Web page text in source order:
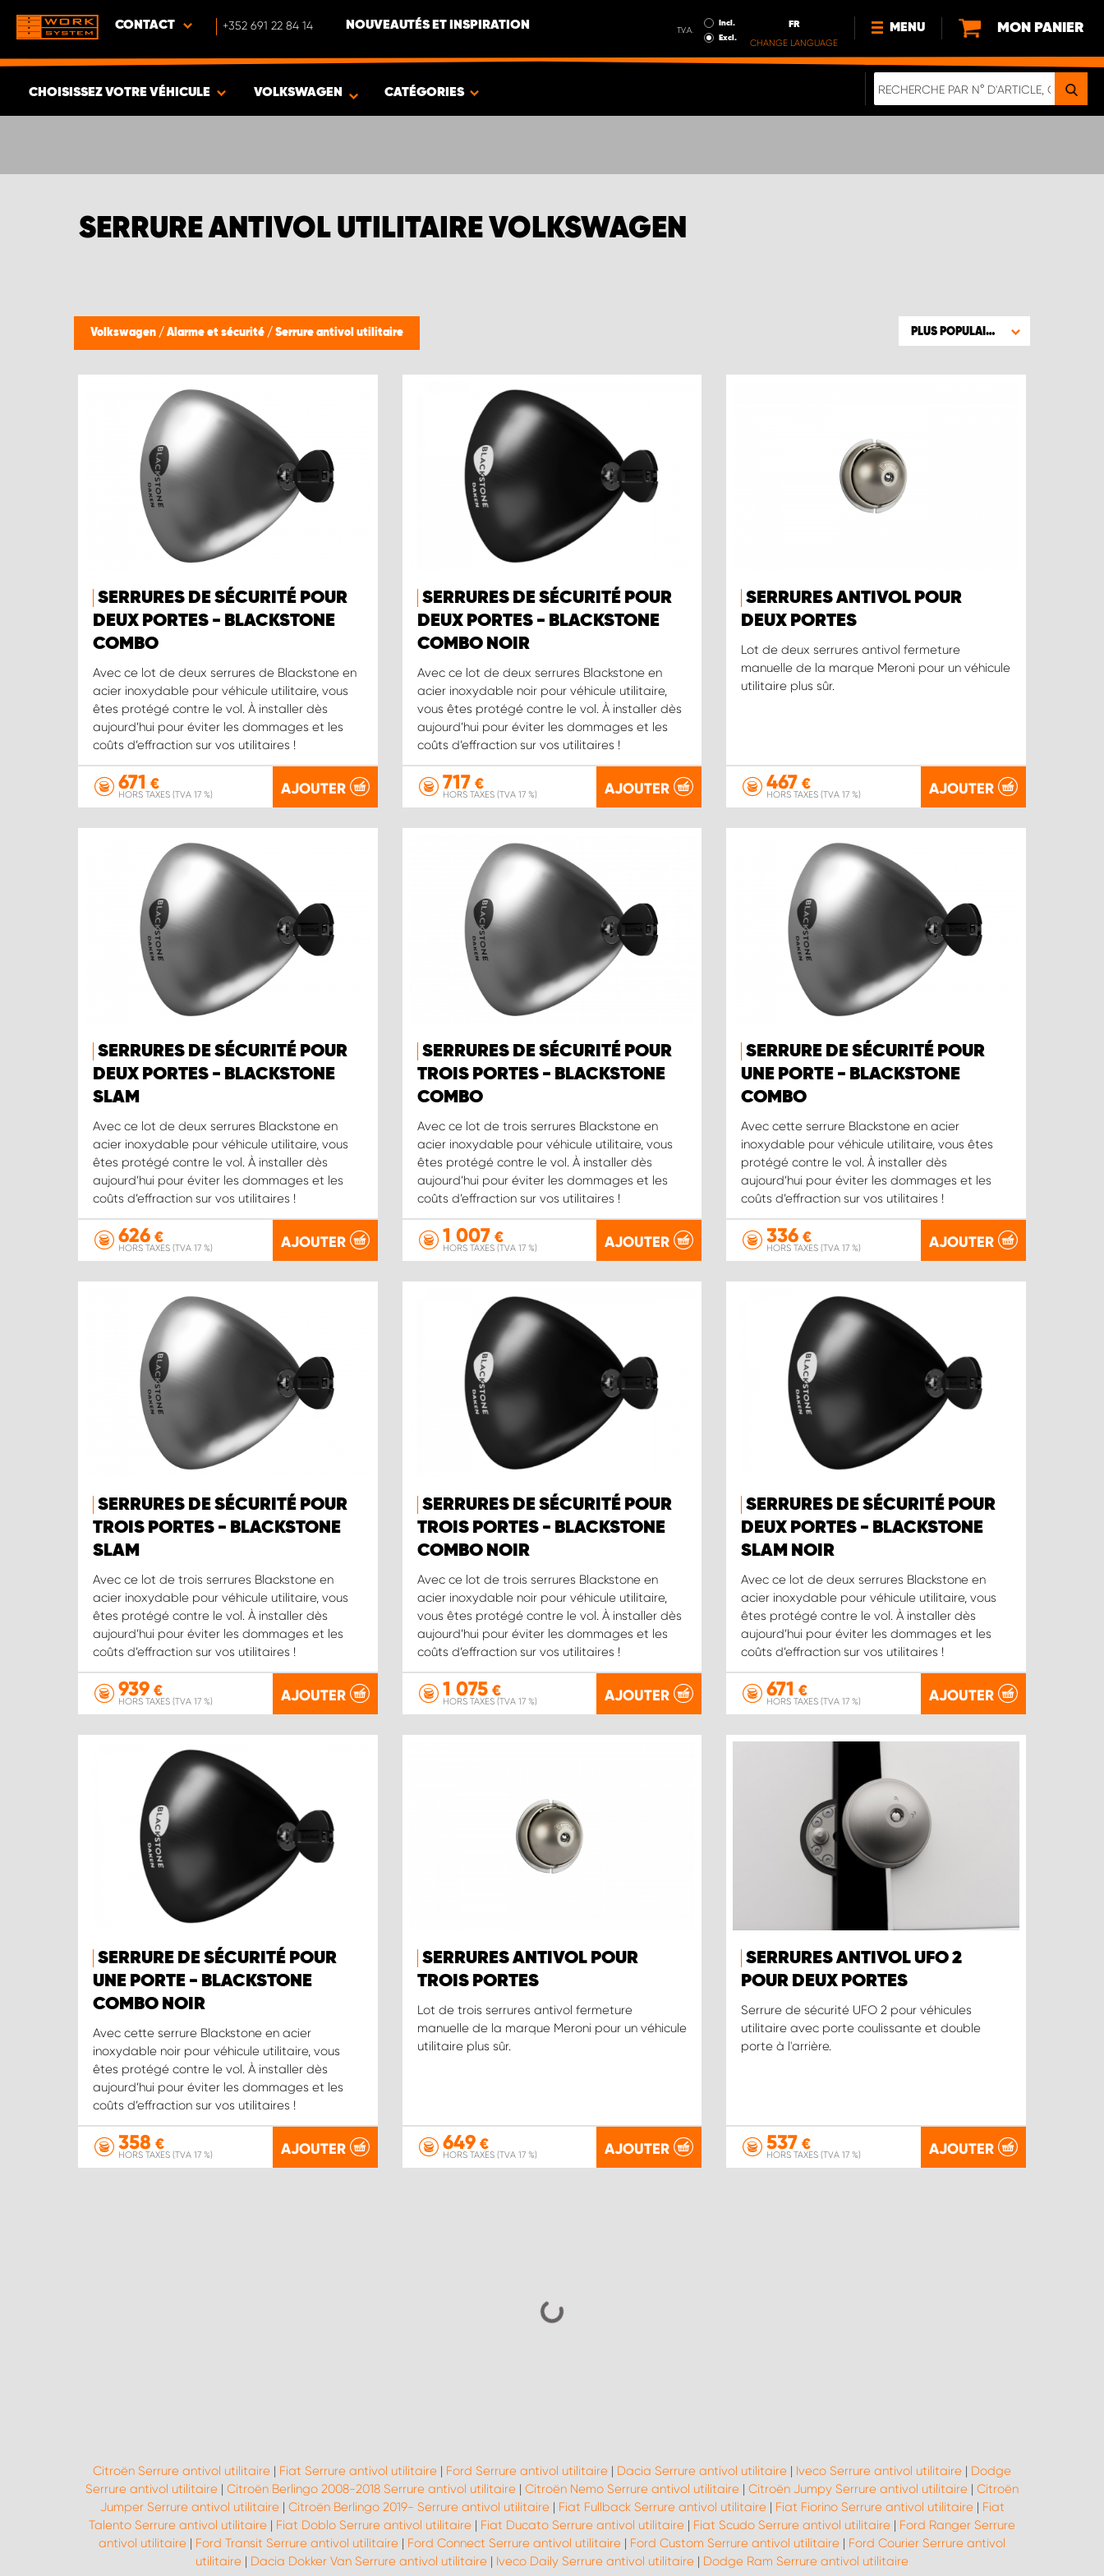
CONTACT +352 691 22 84 14 NOUVEAUTÉS ET INSPIRATION T.V.A.
Incl.
Excl.
FR
CHANGE LANGUAGE
MENU
NOUVEAUTÉS
MON PANIER
CHOISISSEZ VOTRE VÉHICULE VOLKSWAGEN CATÉGORIES
SERRURE ANTIVOL UTILITAIRE VOLKSWAGEN
Volkswagen / Alarme et sécurité / Serrure antivol utilitaire PLUS POPULAIRE
SERRURES DE SÉCURITÉ POUR
DEUX PORTES - BLACKSTONE
COMBO
Avec ce lot de deux serrures de Blackstone en
acier inoxydable pour véhicule utilitaire, vous
êtes protégé contre le vol. À installer dès
aujourd’hui pour éviter les dommages et les
coûts d’effraction sur vos utilitaires !
671 €
HORS TAXES (TVA 17 %) AJOUTER
SERRURES DE SÉCURITÉ POUR
DEUX PORTES - BLACKSTONE
COMBO NOIR
Avec ce lot de deux serrures Blackstone en
acier inoxydable noir pour véhicule utilitaire,
vous êtes protégé contre le vol. À installer dès
aujourd’hui pour éviter les dommages et les
coûts d’effraction sur vos utilitaires !
717€
HORS TAXES (TVA 17 %) AJOUTER
SERRURES ANTIVOL POUR
DEUX PORTES
Lot de deux serrures antivol fermeture
manuelle de la marque Meroni pour un véhicule
utilitaire plus sûr.
467 €
HORS TAXES (TVA 17 %) AJOUTER
SERRURES DE SÉCURITÉ POUR
DEUX PORTES - BLACKSTONE
SLAM
Avec ce lot de deux serrures Blackstone en
acier inoxydable pour véhicule utilitaire, vous
êtes protégé contre le vol. À installer dès
aujourd’hui pour éviter les dommages et les
coûts d’effraction sur vos utilitaires !
626 €
HORS TAXES (TVA 17 %) AJOUTER
SERRURES DE SÉCURITÉ POUR
TROIS PORTES - BLACKSTONE
COMBO
Avec ce lot de trois serrures Blackstone en
acier inoxydable pour véhicule utilitaire, vous
êtes protégé contre le vol. À installer dès
aujourd’hui pour éviter les dommages et les
coûts d’effraction sur vos utilitaires !
1 007€
HORS TAXES (TVA 17 %) AJOUTER
SERRURE DE SÉCURITÉ POUR
UNE PORTE - BLACKSTONE
COMBO
Avec cette serrure Blackstone en acier
inoxydable pour véhicule utilitaire, vous êtes
protégé contre le vol. À installer dès
aujourd’hui pour éviter les dommages et les
coûts d’effraction sur vos utilitaires !
336 €
HORS TAXES (TVA 17 %) AJOUTER
SERRURES DE SÉCURITÉ POUR
TROIS PORTES - BLACKSTONE
SLAM
Avec ce lot de trois serrures Blackstone en
acier inoxydable pour véhicule utilitaire, vous
êtes protégé contre le vol. À installer dès
aujourd’hui pour éviter les dommages et les
coûts d’effraction sur vos utilitaires !
939 €
HORS TAXES (TVA 17 %) AJOUTER
SERRURES DE SÉCURITÉ POUR
TROIS PORTES - BLACKSTONE
COMBO NOIR
Avec ce lot de trois serrures Blackstone en
acier inoxydable noir pour véhicule utilitaire,
vous êtes protégé contre le vol. À installer dès
aujourd’hui pour éviter les dommages et les
coûts d’effraction sur vos utilitaires !
1 075€
HORS TAXES (TVA 17 %) AJOUTER
SERRURES DE SÉCURITÉ POUR
DEUX PORTES - BLACKSTONE
SLAM NOIR
Avec ce lot de deux serrures Blackstone en
acier inoxydable pour véhicule utilitaire, vous
êtes protégé contre le vol. À installer dès
aujourd’hui pour éviter les dommages et les
coûts d’effraction sur vos utilitaires !
671 €
HORS TAXES (TVA 17 %) AJOUTER
SERRURE DE SÉCURITÉ POUR
UNE PORTE - BLACKSTONE
COMBO NOIR
Avec cette serrure Blackstone en acier
inoxydable noir pour véhicule utilitaire, vous
êtes protégé contre le vol. À installer dès
aujourd’hui pour éviter les dommages et les
coûts d’effraction sur vos utilitaires !
358 €
HORS TAXES (TVA 17 %) AJOUTER
SERRURES ANTIVOL POUR
TROIS PORTES
Lot de trois serrures antivol fermeture
manuelle de la marque Meroni pour un véhicule
utilitaire plus sûr.
649€
HORS TAXES (TVA 17 %) AJOUTER
SERRURES ANTIVOL UFO 2
POUR DEUX PORTES
Serrure de sécurité UFO 2 pour véhicules
utilitaire avec porte coulissante et double
porte à l'arrière.
537 €
HORS TAXES (TVA 17 %) AJOUTER
Citroën Serrure antivol utilitaire | Fiat Serrure antivol utilitaire | Ford Serrure antivol utilitaire | Dacia Serrure antivol utilitaire | Iveco Serrure antivol utilitaire | Dodge
Serrure antivol utilitaire | Citroën Berlingo 2008-2018 Serrure antivol utilitaire | Citroën Nemo Serrure antivol utilitaire | Citroën Jumpy Serrure antivol utilitaire | Citroën
Jumper Serrure antivol utilitaire| Citroën Berlingo 2019- Serrure antivol utilitaire| Fiat Fullback Serrure antivol utilitaire| Fiat Fiorino Serrure antivol utilitaire| Fiat
Talento Serrure antivol utilitaire | Fiat Doblo Serrure antivol utilitaire | Fiat Ducato Serrure antivol utilitaire | Fiat Scudo Serrure antivol utilitaire | Ford Ranger Serrure
antivol utilitaire | Ford Transit Serrure antivol utilitaire | Ford Connect Serrure antivol utilitaire | Ford Custom Serrure antivol utilitaire | Ford Courier Serrure antivol
utilitaire | Dacia Dokker Van Serrure antivol utilitaire | Iveco Daily Serrure antivol utilitaire | Dodge Ram Serrure antivol utilitaire